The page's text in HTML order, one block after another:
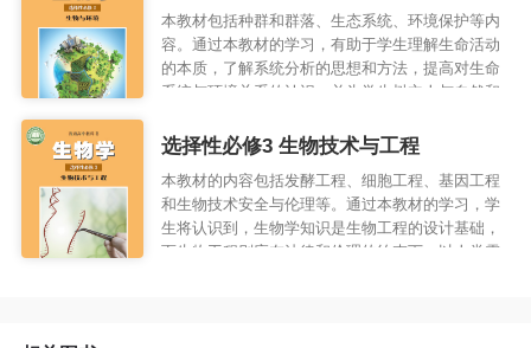
本教材包括种群和群落、生态系统、环境保护等内
容。通过本教材的学习，有助于学生理解生命活动
的本质，了解系统分析的思想和方法，提高对生命
系统与环境关系的认识，并为学生树立人与自然和
色低 碳生活方式奠定基础。
选择性必修3 生物技术与工程
本教材的内容包括发酵工程、细胞工程、基因工程
和生物技术安全与伦理等。通过本教材的学习，学
生将认识到，生物学知识是生物工程的设计基础，
而生物工程则应在法律和伦理的约束下，以人类需